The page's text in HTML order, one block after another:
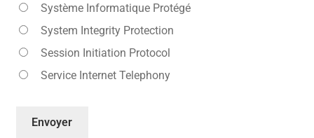
Système Informatique Protégé
System Integrity Protection
Session Initiation Protocol
Service Internet Telephony